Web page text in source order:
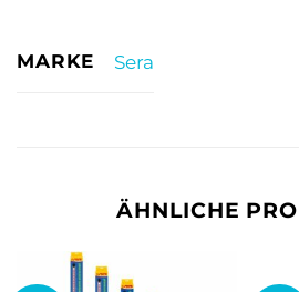
MARKE Sera
ÄHNLICHE